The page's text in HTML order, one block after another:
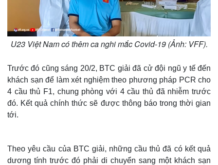
U23 Việt Nam có thêm ca nghi mắc Covid-19 (Ảnh: VFF).
Trước đó cũng sáng 20/2, BTC giải đã cử đội ngũ y tế đến
khách sạn để làm xét nghiệm theo phương pháp PCR cho
4 cầu thủ F1, chung phòng với 4 cầu thủ đã nhiễm trước
đó. Kết quả chính thức sẽ được thông báo trong thời gian
tới.
Theo yêu cầu của BTC giải, những cầu thủ đã có kết quả
dương tính trước đó phải di chuyển sang một khách sạn